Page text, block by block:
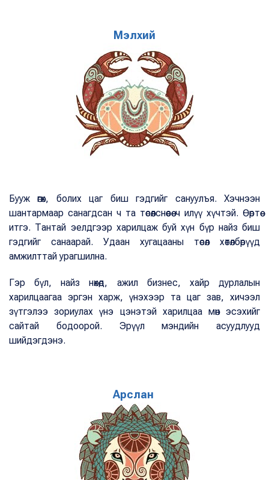
Мэлхий
Бууж өгөх, болих цаг биш гэдгийг сануулъя. Хэчнээн
шантармаар санагдсан ч та төсөөлснөөсөө ч илүү хүчтэй. Өөртөө
итгэ. Тантай эелдгээр харилцаж буй хүн бүр найз биш
гэдгийг санаарай. Удаан хугацааны төсөл хөтөлбөрүүд
амжилттай урагшилна.
Гэр бүл, найз нөхөд, ажил бизнес, хайр дурлалын
харилцаагаа эргэн харж, үнэхээр та цаг зав, хичээл
зүтгэлээ зориулах үнэ цэнэтэй харилцаа мөн эсэхийг
сайтай бодоорой. Эрүүл мэндийн асуудлууд
шийдэгдэнэ.
Арслан